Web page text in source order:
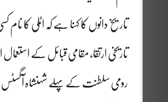
تاریخ دانوں کا کہنا ہے کہ اٹلی کا
تاریخی ارتقا، مقامی قبائل کے